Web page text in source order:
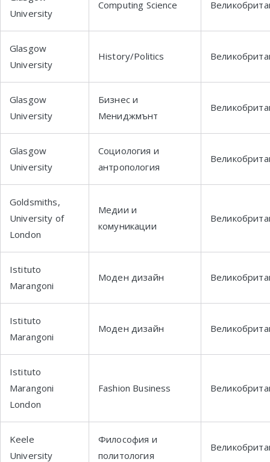
University
Computing Science
Glasgow
University
History/Politics
Glasgow
University
Бизнес и
Мениджмънт
Glasgow
University
Социология и
антропология
Goldsmiths,
University of
London
Медии и
комуникации
Istituto
Marangoni
Моден дизайн
Istituto
Marangoni
Моден дизайн
Istituto
Marangoni
London
Fashion Business
Keele
University
Философия и
политология